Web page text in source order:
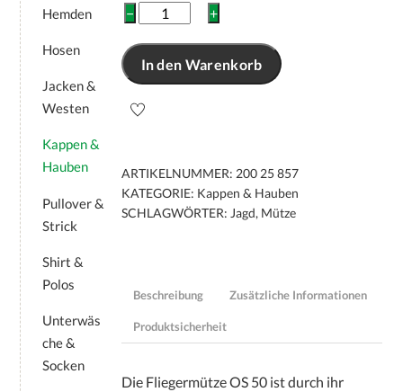
−
Fliegermütze
OS
50
Miporex
Menge
+
In den Warenkorb
ARTIKELNUMMER: 200 25 857
KATEGORIE: Kappen & Hauben
SCHLAGWÖRTER: Jagd, Mütze
Beschreibung Zusätzliche Informationen
Produktsicherheit
Die Fliegermütze OS 50 ist durch ihr
Hemden
Hosen
Jacken &
Westen
Kappen &
Hauben
Pullover &
Strick
Shirt &
Polos
Unterwäs
che &
Socken